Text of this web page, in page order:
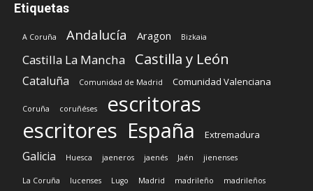
Etiquetas
A Coruña Andalucía Aragon Bizkaia
Castilla La Mancha Castilla y León
Cataluña Comunidad de Madrid Comunidad Valenciana
Coruña coruñéses
escritoras
escritores España Extremadura
Galicia Huesca jaeneros jaenés Jaén jienenses
La Coruña lucenses Lugo Madrid madrileño madrileños